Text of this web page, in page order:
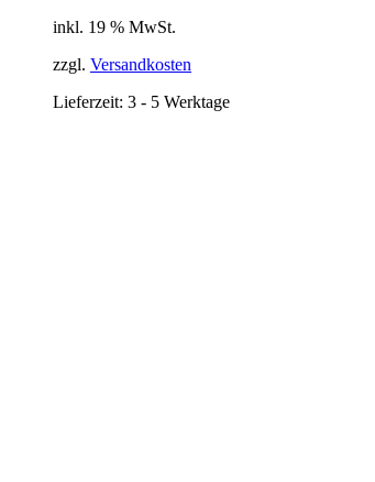
inkl. 19 % MwSt.
zzgl. Versandkosten
Lieferzeit: 3 - 5 Werktage